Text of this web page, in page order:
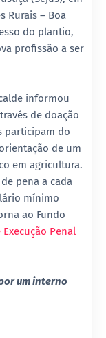
Rurais – Boa
do plantio,
profissão a ser
informou
de doação
participam do
de um
em agricultura.
pena a cada
mínimo
ao Fundo
Execução Penal
um interno